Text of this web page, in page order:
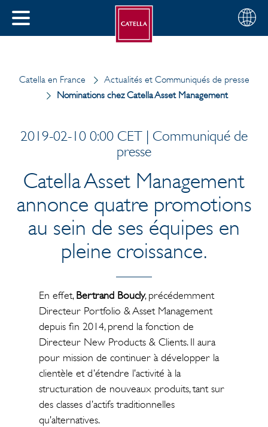
FERMER
votre
Français
Catella en France
Actualités et Communiqués de presse
Nominations chez Catella Asset Management
2019-02-10 0:00 CET | Communiqué de
presse
Catella Asset Management
annonce quatre promotions
au sein de ses équipes en
pleine croissance.
En effet,Bertrand Boucly, précédemment
Directeur Portfolio & Asset Management
depuis fin 2014, prend la fonction de
Directeur New Products & Clients. Il aura
pour mission de continuer à développer la
clientèle et d’étendre l’activité à la
structuration de nouveaux produits, tant sur
des classes d’actifs traditionnelles
qu’alternatives.